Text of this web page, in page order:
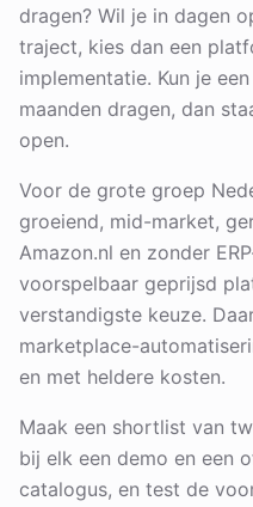
dragen? Wil je in dagen
traject, kies dan een
implementatie. Kun je
maanden dragen, dan
open.
Voor de grote groep
groeiend, mid-market,
Amazon.nl en zonder
voorspelbaar geprijsd
verstandigste keuze.
marketplace-
en met heldere kosten.
Maak een shortlist van
bij elk een demo en een
catalogus, en test de